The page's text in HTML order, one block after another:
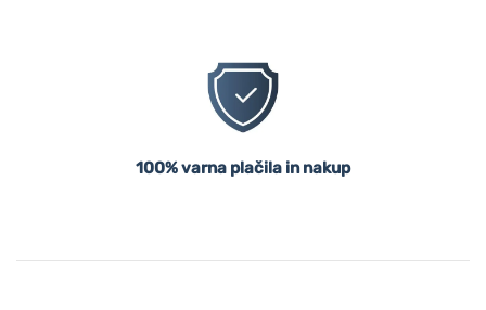
100% varna plačila in nakup